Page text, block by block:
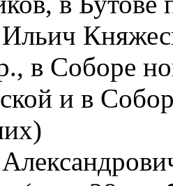
Ильич
в Соборе
и в